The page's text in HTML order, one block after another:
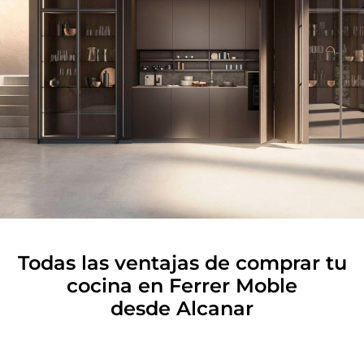
Todas las ventajas de comprar tu
cocina en Ferrer Moble
desde Alcanar